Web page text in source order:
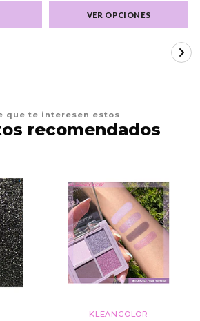
VER OPCIONES
que te interesen estos
recomendados
KLEANCOLOR